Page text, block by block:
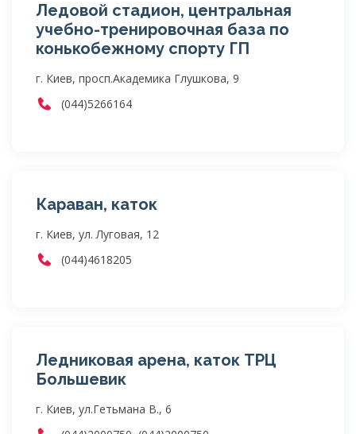
Ледовой стадион, центральная
учебно-тренировочная база по
конькобежному спорту ГП
г. Киев, просп.Академика Глушкова, 9
(044)5266164
Караван, каток
г. Киев, ул. Луговая, 12
(044)4618205
Ледниковая арена, каток ТРЦ
Большевик
г. Киев, ул.Гетьмана В., 6